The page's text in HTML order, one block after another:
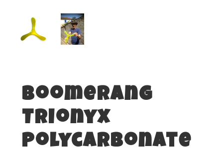
Boomerang
Trionyx
Polycarbonate